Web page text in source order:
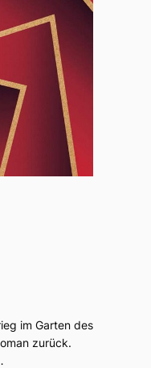
im Garten des
zurück.